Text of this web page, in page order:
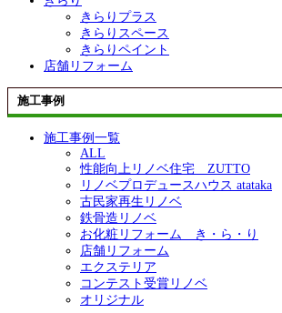
きらりプラス
きらりスペース
きらりペイント
店舗リフォーム
施工事例
施工事例一覧
ALL
性能向上リノベ住宅 ZUTTO
リノベプロデュースハウス atataka
古民家再生リノベ
鉄骨造リノベ
お化粧リフォーム き・ら・り
店舗リフォーム
エクステリア
コンテスト受賞リノベ
オリジナル